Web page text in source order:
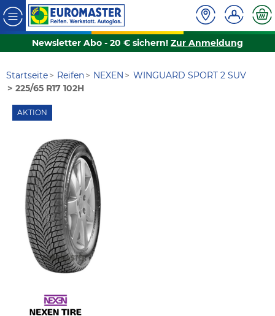
Newsletter Abo - 20 € sichern! Zur Anmeldung
Startseite Reifen NEXEN
WINGUARD SPORT 2 SUV
225/65 R17 102H
AKTION